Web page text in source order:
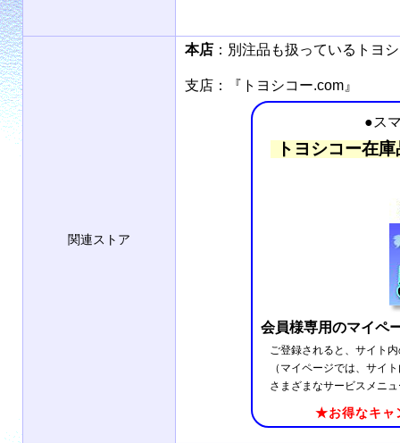
関連ストア
本店 ：別注品も扱っているト
支店：『トヨシコー.com』
●ス
トヨシコー在
会員様専用のマイペ
ご登録されると、サイト
（マイページでは、サイ
さまざまなサービスメニ
★お得なキャ